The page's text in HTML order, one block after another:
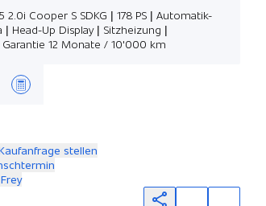
2.0i Cooper S SDKG | 178 PS | Automatik-
Head-Up Display | Sitzheizung |
12 Monate / 10'000 km
stellen